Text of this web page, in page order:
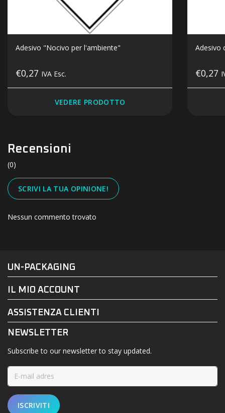
Adesivo "Nocivo per l'ambiente"
€0,27 IVA Esc.
VEDERE PRODOTTO
Adesivo
€0,27
Recensioni
(0)
SCRIVI LA TUA OPINIONE!
Nessun commento trovato
FACEBOOK
UN-PACKAGING
IL MIO ACCOUNT
ASSISTENZA CLIENTI
NEWSLETTER
Subscribe to our newsletter to stay updated.
ISCRIVITI